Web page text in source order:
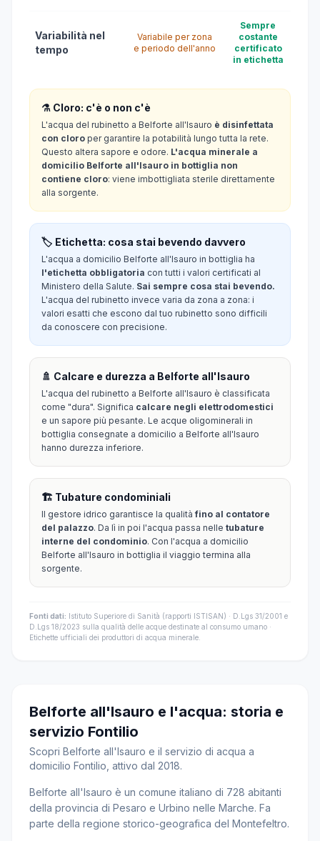
Variabilità nel
tempo
Variabile per zona
e periodo dell'anno
Sempre
costante
certificato
in etichetta
⚗️ Cloro: c'è o non c'è
L'acqua del rubinetto a Belforte all'Isauro è disinfettata
con cloro per garantire la potabilità lungo tutta la rete.
Questo altera sapore e odore. L'acqua minerale a
domicilio Belforte all'Isauro in bottiglia non
contiene cloro: viene imbottigliata sterile direttamente
alla sorgente.
🏷️ Etichetta: cosa stai bevendo davvero
L'acqua a domicilio Belforte all'Isauro in bottiglia ha
l'etichetta obbligatoria con tutti i valori certificati al
Ministero della Salute. Sai sempre cosa stai bevendo.
L'acqua del rubinetto invece varia da zona a zona: i
valori esatti che escono dal tuo rubinetto sono difficili
da conoscere con precisione.
🚿 Calcare e durezza a Belforte all'Isauro
L'acqua del rubinetto a Belforte all'Isauro è classificata
come "dura". Significa calcare negli elettrodomestici
e un sapore più pesante. Le acque oligominerali in
bottiglia consegnate a domicilio a Belforte all'Isauro
hanno durezza inferiore.
🏗️ Tubature condominiali
Il gestore idrico garantisce la qualitàfino al contatore
del palazzo. Da lì in poi l'acqua passa nelle tubature
interne del condominio. Con l'acqua a domicilio
Belforte all'Isauro in bottiglia il viaggio termina alla
sorgente.
Fonti dati: Istituto Superiore di Sanità (rapporti ISTISAN) · D.Lgs 31/2001 e
D.Lgs 18/2023 sulla qualità delle acque destinate al consumo umano ·
Etichette ufficiali dei produttori di acqua minerale.
Belforte all'Isauro e l'acqua: storia e
servizio Fontilio
Scopri Belforte all'Isauro e il servizio di acqua a
domicilio Fontilio, attivo dal 2018.
Belforte all'Isauro è un comune italiano di 728 abitanti
della provincia di Pesaro e Urbino nelle Marche. Fa
parte della regione storico-geografica del Montefeltro.